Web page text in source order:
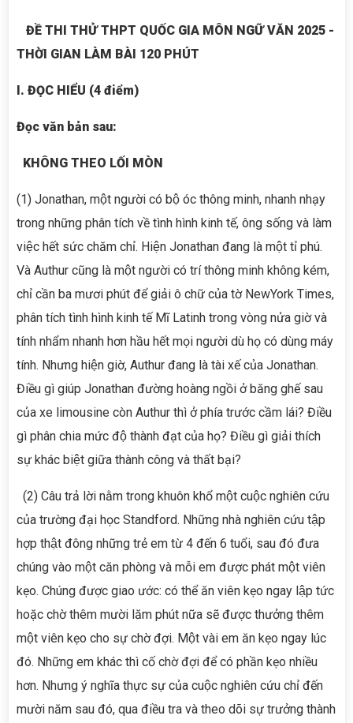
ĐỀ THI THỬ THPT QUỐC GIA MÔN NGỮ VĂN 2025 -
THỜI GIAN LÀM BÀI 120 PHÚT
I. ĐỌC HIỂU (4 điểm)
Đọc văn bản sau:
KHÔNG THEO LỐI MÒN
(1) Jonathan, một người có bộ óc thông minh, nhanh nhạy
trong những phân tích về tình hình kinh tế, ông sống và làm
việc hết sức chăm chỉ. Hiện Jonathan đang là một tỉ phú.
Và Authur cũng là một người có trí thông minh không kém,
chỉ cần ba mươi phút để giải ô chữ của tờ NewYork Times,
phân tích tình hình kinh tế Mĩ Latinh trong vòng nửa giờ và
tính nhẩm nhanh hơn hầu hết mọi người dù họ có dùng máy
tính. Nhưng hiện giờ, Authur đang là tài xế của Jonathan.
Điều gì giúp Jonathan đường hoàng ngồi ở băng ghế sau
của xe limousine còn Authur thì ở phía trước cầm lái? Điều
gì phân chia mức độ thành đạt của họ? Điều gì giải thích
sự khác biệt giữa thành công và thất bại?
(2) Câu trả lời nằm trong khuôn khổ một cuộc nghiên cứu
của trường đại học Standford. Những nhà nghiên cứu tập
hợp thật đông những trẻ em từ 4 đến 6 tuổi, sau đó đưa
chúng vào một căn phòng và mỗi em được phát một viên
kẹo. Chúng được giao ước: có thể ăn viên kẹo ngay lập tức
hoặc chờ thêm mười lăm phút nữa sẽ được thưởng thêm
một viên kẹo cho sự chờ đợi. Một vài em ăn kẹo ngay lúc
đó. Những em khác thì cố chờ đợi để có phần kẹo nhiều
hơn. Nhưng ý nghĩa thực sự của cuộc nghiên cứu chỉ đến
mười năm sau đó, qua điều tra và theo dõi sự trưởng thành